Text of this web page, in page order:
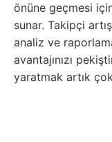
önüne geçmesi
sunar. Takipçi
analiz ve
avantajınızı
yaratmak artık